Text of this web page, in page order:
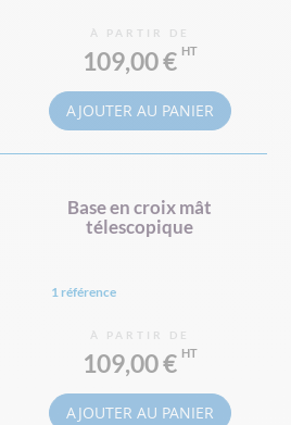
À PARTIR DE
109,00 €
AJOUTER AU PANIER
Base en croix mât
télescopique
1 référence
À PARTIR DE
109,00 €
AJOUTER AU PANIER